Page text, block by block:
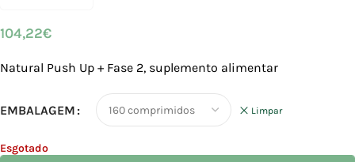
104,22€
Natural Push Up + Fase 2, suplemento alimentar
EMBALAGEM Limpar
Esgotado